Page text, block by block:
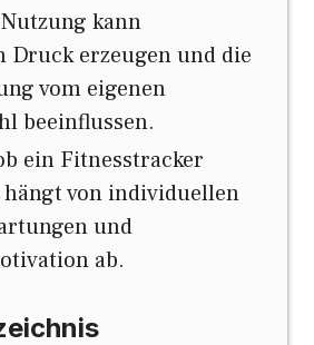
kann
Druck erzeugen und die
vom eigenen
beeinflussen.
ein Fitnesstracker
von individuellen
und
ab.